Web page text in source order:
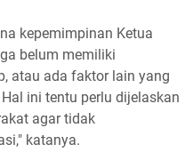
kepemimpinan Ketua
belum memiliki
atau ada faktor lain yang
ini tentu perlu dijelaskan
agar tidak
katanya.